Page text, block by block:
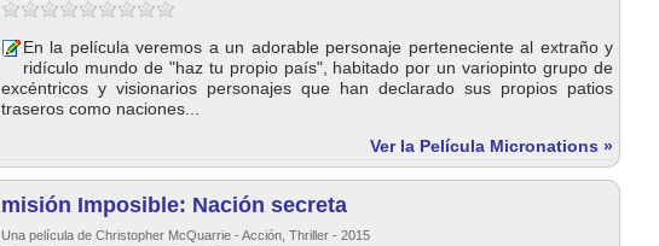
En la película veremos a un adorable personaje perteneciente al extraño y
ridículo mundo de "haz tu propio país", habitado por un variopinto grupo de
excéntricos y visionarios personajes que han declarado sus propios patios
traseros como naciones...
Ver la Película Micronations »
misión Imposible: Nación secreta
Una película de Christopher McQuarrie - Acción, Thriller - 2015